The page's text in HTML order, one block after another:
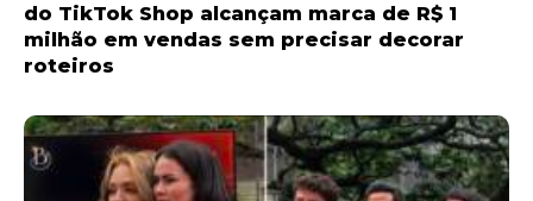
do TikTok Shop alcançam marca de R$ 1
milhão em vendas sem precisar decorar
roteiros